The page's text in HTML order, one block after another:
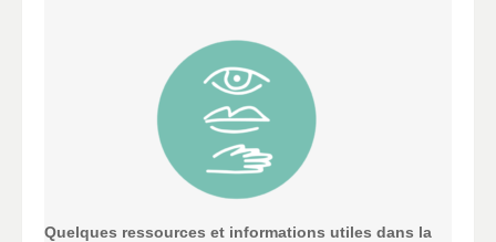
Quelques ressources et informations utiles dans la